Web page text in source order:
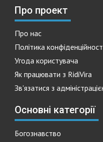
Про проект
Про нас
Політика
Угода користувача
Як працювати з RidiVira
Зв'язатися з
Основні категорії
Богознавство